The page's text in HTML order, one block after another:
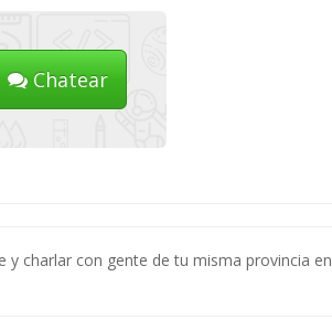
Chatear
y charlar con gente de tu misma provincia en